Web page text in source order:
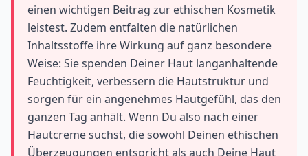
einen wichtigen Beitrag zur ethischen Kosmetik
leistest. Zudem entfalten die natürlichen
Inhaltsstoffe ihre Wirkung auf ganz besondere
Weise: Sie spenden Deiner Haut langanhaltende
Feuchtigkeit, verbessern die Hautstruktur und
sorgen für ein angenehmes Hautgefühl, das den
ganzen Tag anhält. Wenn Du also nach einer
Hautcreme suchst, die sowohl Deinen ethischen
Überzeugungen entspricht als auch Deine Haut